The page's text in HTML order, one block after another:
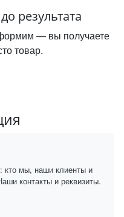
результата
— вы получаете
товар.
кто мы, наши клиенты и
контакты и реквизиты.